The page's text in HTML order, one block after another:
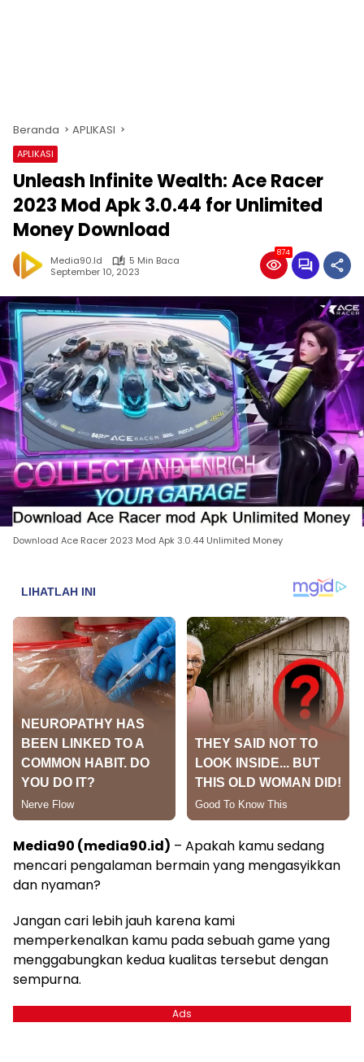
Beranda APLIKASI
APLIKASI
Unleash Infinite Wealth: Ace Racer
2023 Mod Apk 3.0.44 for Unlimited
Money Download
Media90.id
5 Min Baca
September 10, 2023
874
Download Ace Racer 2023 Mod Apk 3.0.44 Unlimited Money
Media90 (media90.id) – Apakah kamu sedang
mencari pengalaman bermain yang mengasyikkan
dan nyaman?
Jangan cari lebih jauh karena kami
memperkenalkan kamu pada sebuah game yang
menggabungkan kedua kualitas tersebut dengan
sempurna.
Ads